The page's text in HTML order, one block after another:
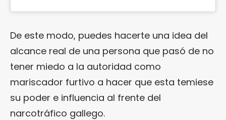
De este modo, puedes hacerte una idea del
alcance real de una persona que pasó de no
tener miedo a la autoridad como
mariscador furtivo a hacer que esta temiese
su poder e influencia al frente del
narcotráfico gallego.